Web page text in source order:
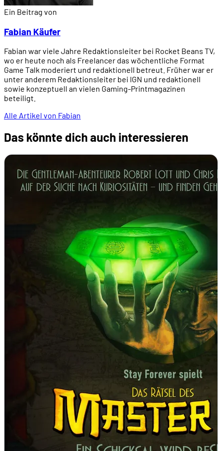
Ein Beitrag von
Fabian Käufer
Fabian war viele Jahre Redaktionsleiter bei Rocket Beans TV,
wo er heute noch als Freelancer das wöchentliche Format
Game Talk moderiert und redaktionell betreut. Früher war er
unter anderem Redaktionsleiter bei IGN und redaktionell
sowie konzeptuell an vielen Gaming-Printmagazinen
beteiligt.
Alle Artikel von Fabian
Das könnte dich auch interessieren